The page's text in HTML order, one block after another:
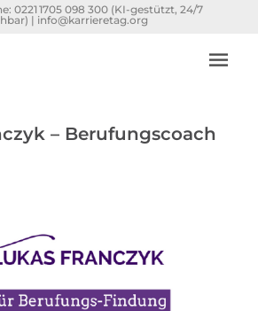
0221 1705 098 300 (KI-gestützt, 24/7
| info@karrieretag.org
– Berufungscoach